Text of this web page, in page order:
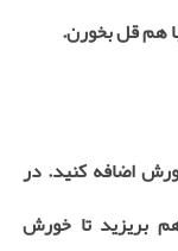
هم قل بخورن.
اضافه کنید. در
بریزید تا خورش